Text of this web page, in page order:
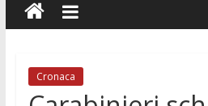
Cronaca